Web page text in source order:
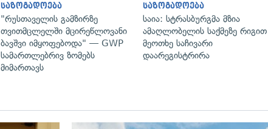
საზოგადოება
"რუსთაველის გამზირზე
თვითმცლელში მცირეწლოვანი
ბავშვი იმყოფებოდა" — GWP
სამართლებრივ ზომებს
მიმართავს
საზოგადოება
საია: სტრასბურგმა მზია
ამაღლობელის საქმეზე რიგით
მეოთხე საჩივარი
დაარეგისტრირა